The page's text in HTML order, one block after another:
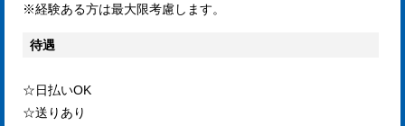
※経験ある方は最大限考慮します。
待遇
☆日払いOK
☆送りあり